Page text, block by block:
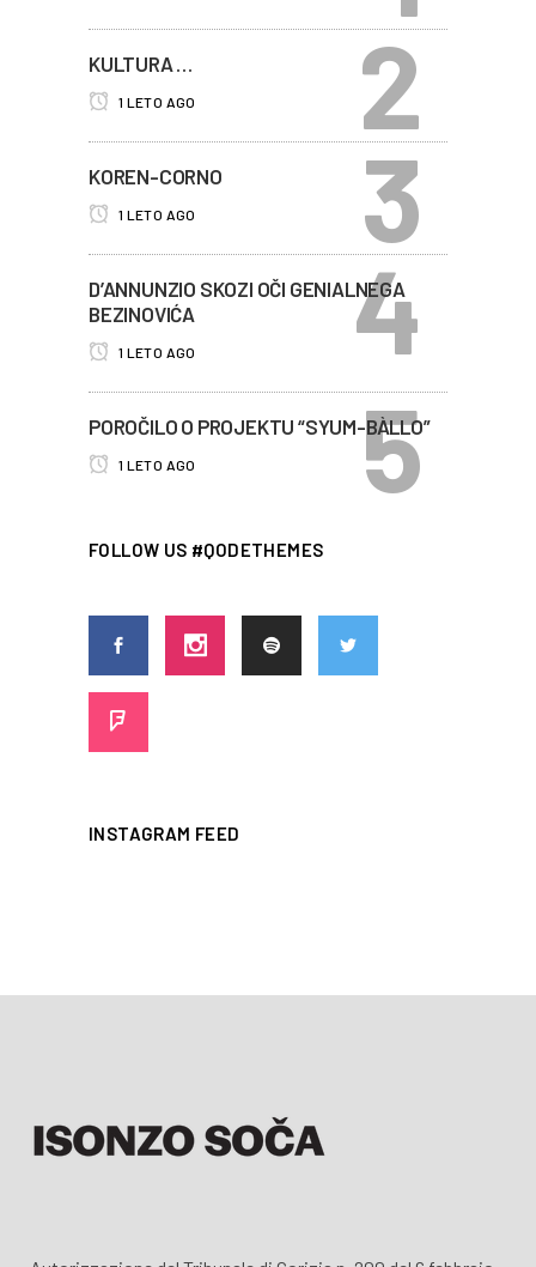
KULTURA …
1 LETO AGO
KOREN-CORNO
1 LETO AGO
D’ANNUNZIO SKOZI OČI GENIALNEGA
BEZINOVIĆA
1 LETO AGO
POROČILO O PROJEKTU “SYUM-BÀLLO”
1 LETO AGO
FOLLOW US #QODETHEMES
INSTAGRAM FEED